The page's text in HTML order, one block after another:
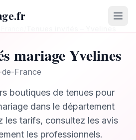
mariageYvelines
de-France
boutiques de tenues pour
dans le département
les tarifs, consultez les avis
les professionnels.